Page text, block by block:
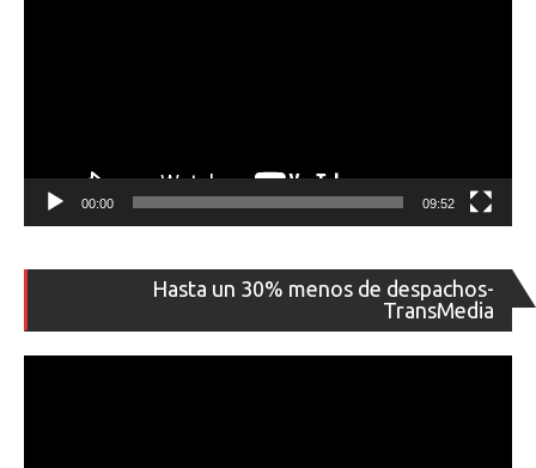
00:00 09:52
Hasta un 30% menos de despachos-
TransMedia
de